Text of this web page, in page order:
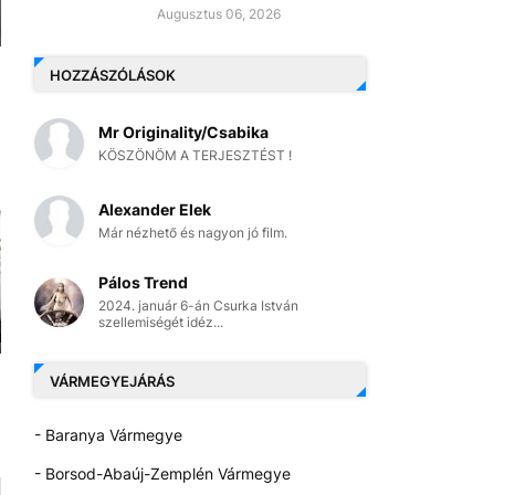
Augusztus 06, 2026
HOZZÁSZÓLÁSOK
Mr Originality/Csabika
KÖSZÖNÖM A TERJESZTÉST !
Alexander Elek
Már nézhető és nagyon jó film.
Pálos Trend
2024. január 6-án Csurka István
szellemiségét idéz...
VÁRMEGYEJÁRÁS
- Baranya Vármegye
- Borsod-Abaúj-Zemplén Vármegye